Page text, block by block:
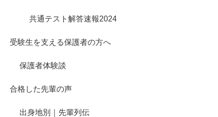
共通テスト解答速報2024
受験生を支える保護者の方へ
保護者体験談
合格した先輩の声
出身地別｜先輩列伝